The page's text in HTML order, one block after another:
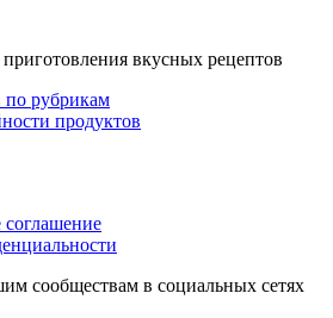
вкусных рецептов
по рубрикам
продуктов
соглашение
сообществам в социальных сетях